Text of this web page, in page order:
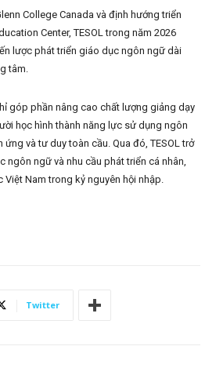
College Canada và định hướng triển
Center, TESOL trong năm 2026
lược phát triển giáo dục ngôn ngữ dài
tâm.
góp phần nâng cao chất lượng giảng dạy
học hình thành năng lực sử dụng ngôn
và tư duy toàn cầu. Qua đó, TESOL trở
ngôn ngữ và nhu cầu phát triển cá nhân,
Nam trong kỷ nguyên hội nhập.
Twitter